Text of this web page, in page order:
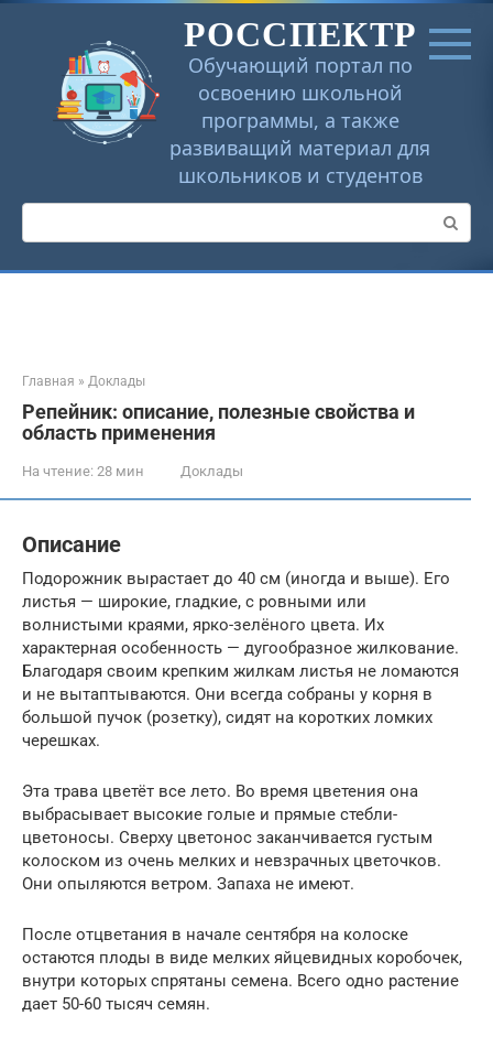
Перейти
РОССПЕКТР
Обучающий портал по
освоению школьной
программы, а также
развиващий материал для
школьников и студентов
Поиск:
Главная » Доклады
Репейник: описание, полезные свойства и
область применения
На чтение: 28 мин Доклады
Описание
Подорожник вырастает до 40 см (иногда и выше). Его
листья — широкие, гладкие, с ровными или
волнистыми краями, ярко-зелёного цвета. Их
характерная особенность — дугообразное жилкование.
Благодаря своим крепким жилкам листья не ломаются
и не вытаптываются. Они всегда собраны у корня в
большой пучок (розетку), сидят на коротких ломких
черешках.
Эта трава цветёт все лето. Во время цветения она
выбрасывает высокие голые и прямые стебли-
цветоносы. Сверху цветонос заканчивается густым
колоском из очень мелких и невзрачных цветочков.
Они опыляются ветром. Запаха не имеют.
После отцветания в начале сентября на колоске
остаются плоды в виде мелких яйцевидных коробочек,
внутри которых спрятаны семена. Всего одно растение
дает 50-60 тысяч семян.